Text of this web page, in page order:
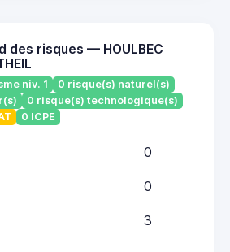
des risques — HOULBEC
niv. 1
0 risque(s) naturel(s)
0 risque(s) technologique(s)
0 ICPE
0
0
3